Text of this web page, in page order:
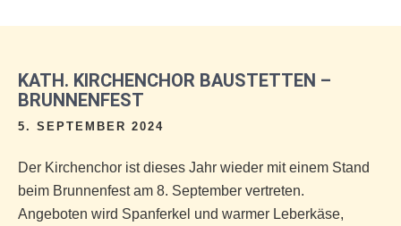
KATH. KIRCHENCHOR BAUSTETTEN –
BRUNNENFEST
5. SEPTEMBER 2024
Der Kirchenchor ist dieses Jahr wieder mit einem Stand
beim Brunnenfest am 8. September vertreten.
Angeboten wird Spanferkel und warmer Leberkäse,